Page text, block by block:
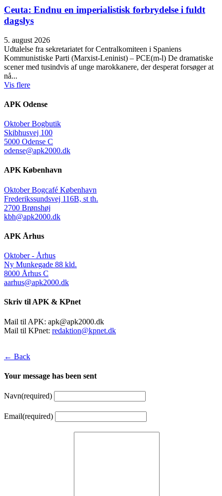
Ceuta: Endnu en imperialistisk forbrydelse i fuldt
dagslys
5. august 2026
Udtalelse fra sekretariatet for Centralkomiteen i Spaniens
Kommunistiske Parti (Marxist-Leninist) – PCE(m-l) De dramatiske
scener med tusindvis af unge marokkanere, der desperat forsøger at
nå...
Vis flere
APK Odense
Oktober Bogbutik
Skibhusvej 100
5000 Odense C
odense@apk2000.dk
APK København
Oktober Bogcafé København
Frederikssundsvej 116B, st th.
2700 Brønshøj
kbh@apk2000.dk
APK Århus
Oktober - Århus
Ny Munkegade 88 kld.
8000 Århus C
aarhus@apk2000.dk
Skriv til APK & KPnet
Mail til APK: apk@apk2000.dk
Mail til KPnet: redaktion@kpnet.dk
← Back
Your message has been sent
Navn(required)
Email(required)